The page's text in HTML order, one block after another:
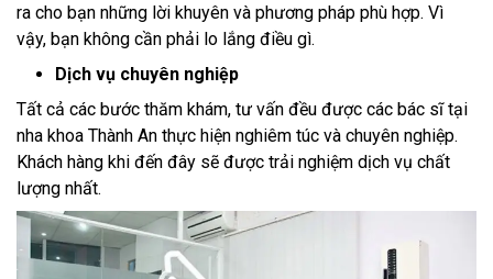
ra cho bạn những lời khuyên và phương pháp phù hợp. Vì
vậy, bạn không cần phải lo lắng điều gì.
Dịch vụ chuyên nghiệp
Tất cả các bước thăm khám, tư vấn đều được các bác sĩ tại
nha khoa Thành An thực hiện nghiêm túc và chuyên nghiệp.
Khách hàng khi đến đây sẽ được trải nghiệm dịch vụ chất
lượng nhất.